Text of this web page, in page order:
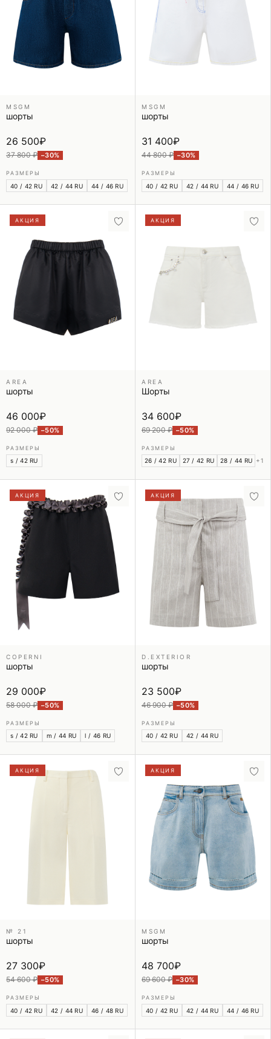
MSGM
шорты
26 500₽
37 800 ₽ −30%
РАЗМЕРЫ
40 / 42 RU 42 / 44 RU 44 / 46 RU
MSGM
шорты
31 400₽
44 800 ₽ −30%
РАЗМЕРЫ
40 / 42 RU 42 / 44 RU 44 / 46 RU
АКЦИЯ
AREA
шорты
46 000₽
92 000 ₽ −50%
РАЗМЕРЫ
s / 42 RU
АКЦИЯ
AREA
Шорты
34 600₽
69 200 ₽ −50%
РАЗМЕРЫ
26 / 42 RU 27 / 42 RU 28 / 44 RU +1
АКЦИЯ
COPERNI
шорты
29 000₽
58 000 ₽ −50%
РАЗМЕРЫ
s / 42 RU m / 44 RU l / 46 RU
АКЦИЯ
D.EXTERIOR
шорты
23 500₽
46 900 ₽ −50%
РАЗМЕРЫ
40 / 42 RU 42 / 44 RU
АКЦИЯ
№ 21
шорты
27 300₽
54 600 ₽ −50%
РАЗМЕРЫ
40 / 42 RU 42 / 44 RU 46 / 48 RU
АКЦИЯ
MSGM
шорты
48 700₽
69 600 ₽ −30%
РАЗМЕРЫ
40 / 42 RU 42 / 44 RU 44 / 46 RU